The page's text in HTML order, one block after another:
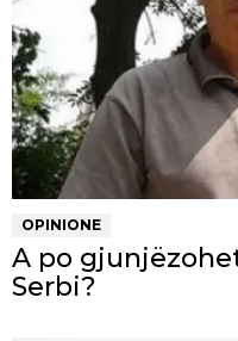
OPINIONE
A po
Serbi?